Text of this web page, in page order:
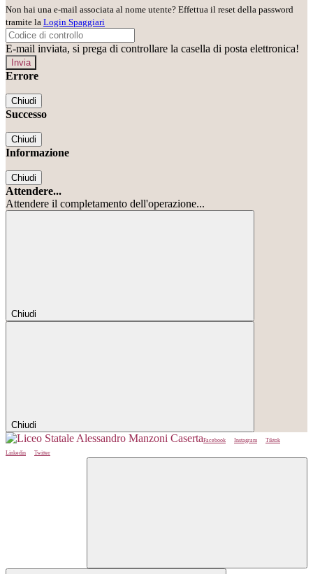
Non hai una e-mail associata al nome utente? Effettua il reset della password
tramite la Login Spaggiari
E-mail inviata, si prega di controllare la casella di posta elettronica!
Errore
Chiudi
Successo
Chiudi
Informazione
Chiudi
Attendere...
Attendere il completamento dell'operazione...
Chiudi
Chiudi
Facebook Instagram
Tiktok
Linkedin
Twitter